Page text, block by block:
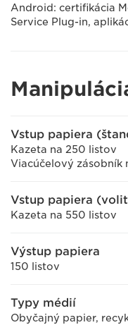
Android: certifikácia
Service Plug-in,
Vstup papiera
Kazeta na 250 listov
Viacúčelový zásobník
Vstup papiera
Kazeta na 550 listov
Výstup papiera
150 listov
Typy médií
Obyčajný papier,